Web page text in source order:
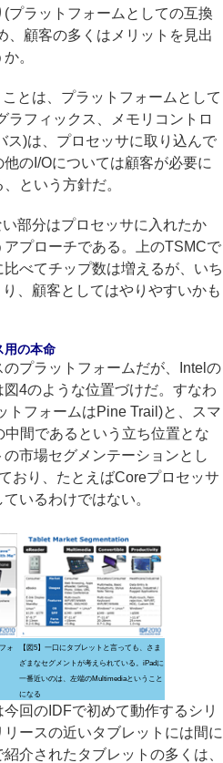
プラットフォームとしての互換
、顧客の多くはメリットを見出
。
とは、プラットフォームとして
ラフィックス、メモリコントロ
ス)は、プロセッサに取り込んで
のI/Oについては顧客が必要に
という方針だ。
部分はプロセッサに入れたか
プローチである。上のTSMCで
べてチップ数は増えるが、いち
、顧客としてはやりやすいかも
用の本命
プラットフォームだが、Intelの
4のような位置づけだ。すなわ
トフォームはPine Trail)と、スマ
間であるという立ち位置とな
市場セグメンテーションとし
おり、たとえばCoreプロセッサ
いるわけではない。
ォ
【図5】一口にタブレットと言っても、さま
ざまなセグメントが考えられている。iPadに
一番近いのは、左端のMultimediaということ
になる
回のIDFで初めて動作するシリ
ースの近いタブレットには間に
介されたタブレットの多くは、